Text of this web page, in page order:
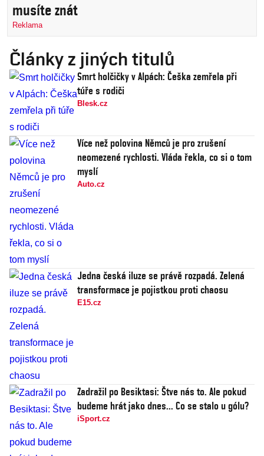
musíte znát
Reklama
Články z jiných titulů
Smrt holčičky v Alpách: Češka zemřela při
túře s rodiči
Blesk.cz
Více než polovina Němců je pro zrušení
neomezené rychlosti. Vláda řekla, co si o tom
myslí
Auto.cz
Jedna česká iluze se právě rozpadá. Zelená
transformace je pojistkou proti chaosu
E15.cz
Zadražil po Besiktasi: Štve nás to. Ale pokud
budeme hrát jako dnes... Co se stalo u gólu?
iSport.cz